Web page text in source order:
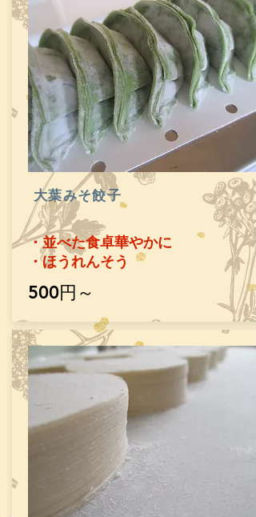
​大葉みそ餃子
・並べた食卓華やかに
​・ほうれんそう
​500円～